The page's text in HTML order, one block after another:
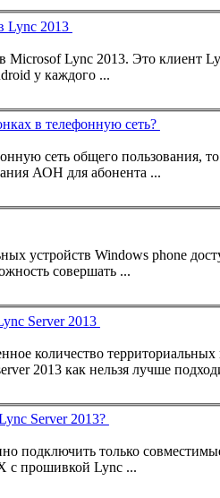
Lync 2013
MicrosofLync2013. Это клиент
у каждого ...
в телефонную сеть?
ную сеть общего пользования,
АОН для абонента ...
от версии 2010 -
совершать ...
Server 2013
количество
2013 как нельзя лучше
Server 2013?
подключить только
с прошивкой Lync...